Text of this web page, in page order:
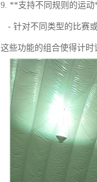
9. **支持不同规则的运动
- 针对不同类型的比赛
这些功能的组合使得计时